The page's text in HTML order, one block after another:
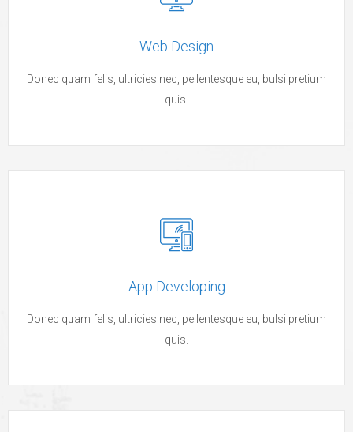
Web Design
Donec quam felis, ultricies nec, pellentesque eu, bulsi pretium
quis.
App Developing
Donec quam felis, ultricies nec, pellentesque eu, bulsi pretium
quis.